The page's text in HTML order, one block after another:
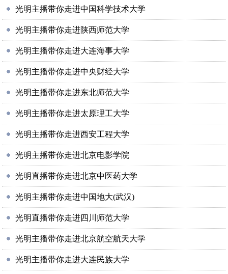
光明主播带你走进中国科学技术大学
光明主播带你走进陕西师范大学
光明主播带你走进大连海事大学
光明主播带你走进中央财经大学
光明主播带你走进东北师范大学
光明主播带你走进太原理工大学
光明主播带你走进西安工程大学
光明主播带你走进北京电影学院
光明直播带你走进北京中医药大学
光明主播带你走进中国地大(武汉)
光明直播带你走进四川师范大学
光明主播带你走进北京航空航天大学
光明主播带你走进大连民族大学